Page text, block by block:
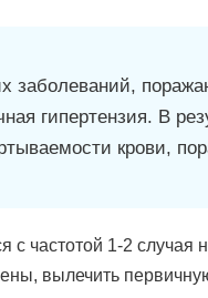
заболеваний,
гипертензия. В
крови,
с частотой 1-2
вылечить